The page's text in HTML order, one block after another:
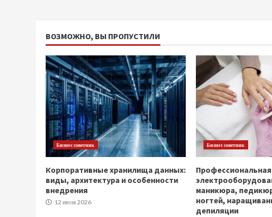
ВОЗМОЖНО, ВЫ ПРОПУСТИЛИ
Бизнес советник
Корпоративные хранилища данных:
виды, архитектура и особенности
внедрения
12 июля 2026
Бизнес советник
маникюра,
ногтей,
депиляции